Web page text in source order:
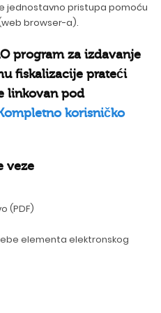
jednostavno pristupa pomoću
browser-a).
program za izdavanje
fiskalizacije prateći
linkovan pod
korisničko
veze
(PDF)
elementa elektronskog